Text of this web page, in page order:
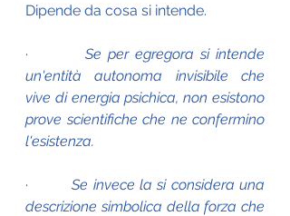
Dipende da cosa si intende.
· Se per egregora si intende
un'entità autonoma invisibile che
vive di energia psichica, non esistono
prove scientifiche che ne confermino
l'esistenza.
· Se invece la si considera una
descrizione simbolica della forza che